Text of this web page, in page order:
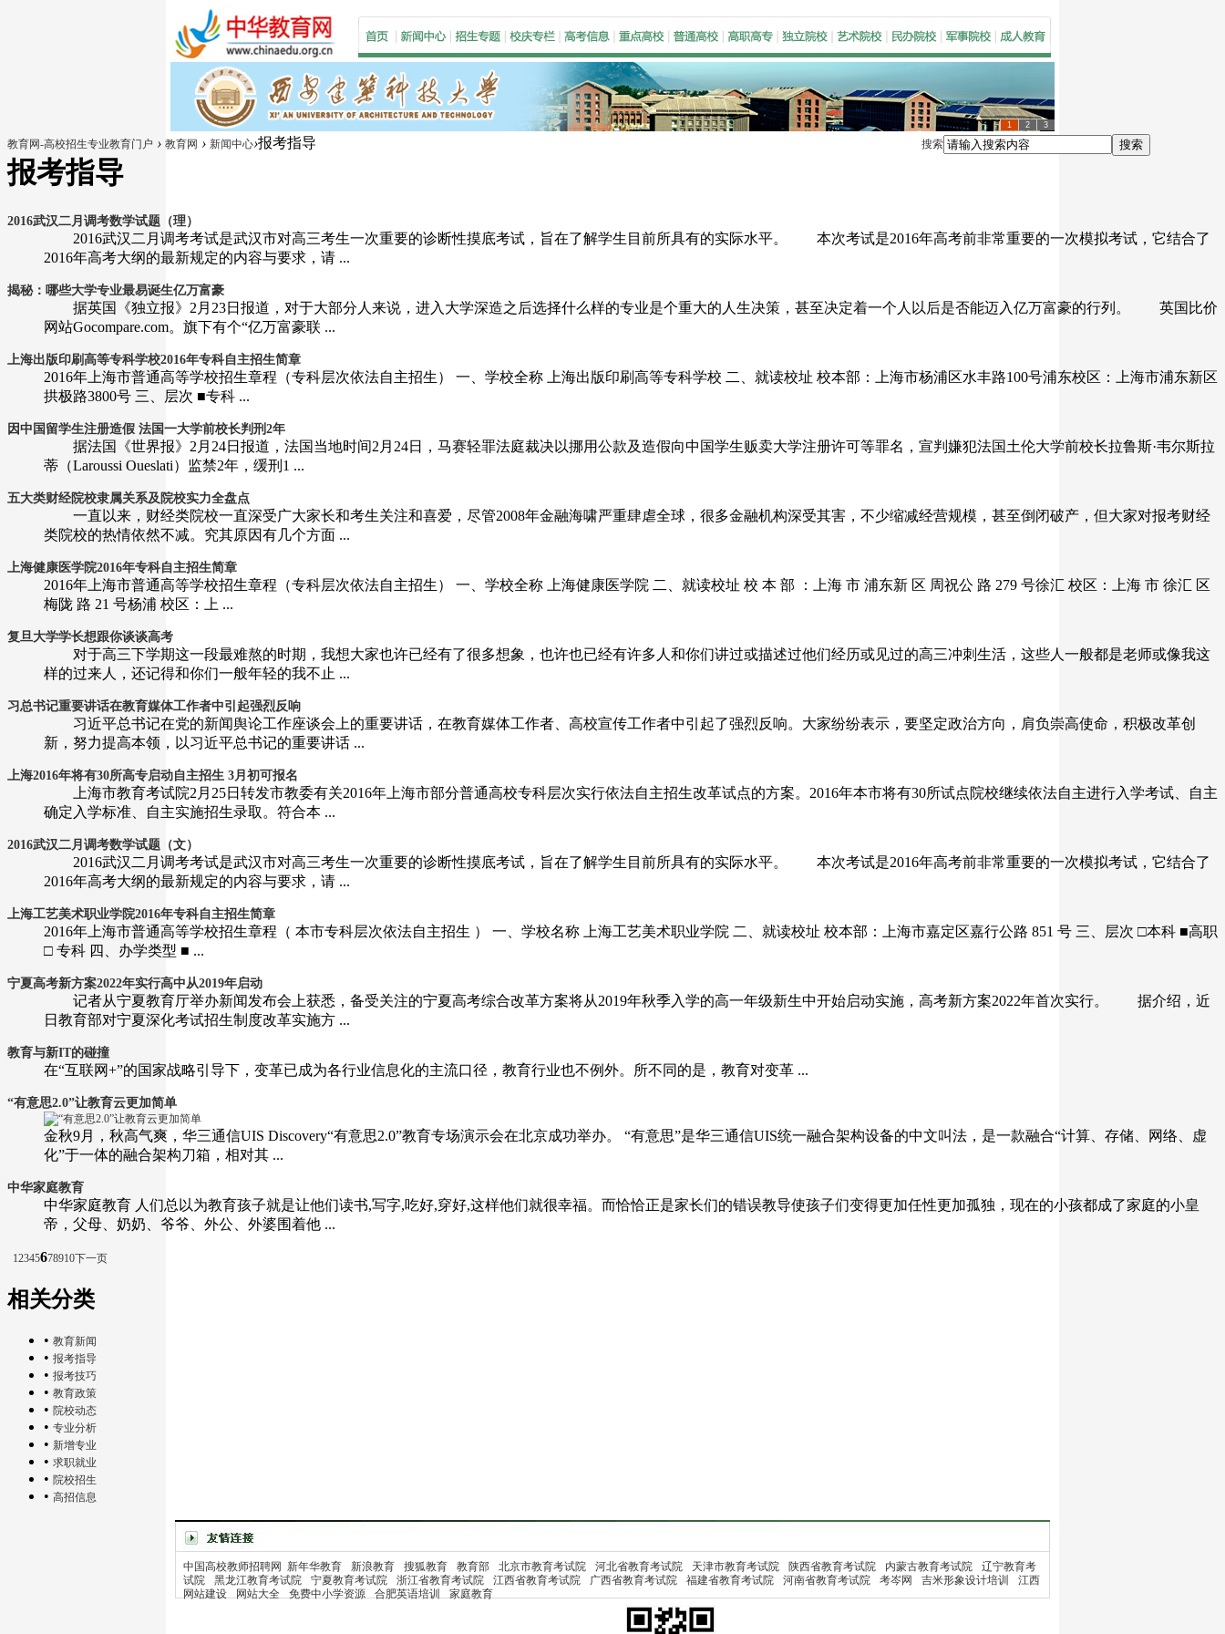
1 2 3
搜索 搜索
教育网-高校招生专业教育门户 › 教育网 › 新闻中心›报考指导
报考指导
2016武汉二月调考数学试题（理）
2016武汉二月调考考试是武汉市对高三考生一次重要的诊断性摸底考试，旨在了解学生目前所具有的实际水平。 本次考试是2016年高考前非常重要的一次模拟考试，它结合了
2016年高考大纲的最新规定的内容与要求，请 ...
揭秘：哪些大学专业最易诞生亿万富豪
据英国《独立报》2月23日报道，对于大部分人来说，进入大学深造之后选择什么样的专业是个重大的人生决策，甚至决定着一个人以后是否能迈入亿万富豪的行列。 英国比价
网站Gocompare.com。旗下有个“亿万富豪联 ...
上海出版印刷高等专科学校2016年专科自主招生简章
2016年上海市普通高等学校招生章程（专科层次依法自主招生） 一、学校全称 上海出版印刷高等专科学校 二、就读校址 校本部：上海市杨浦区水丰路100号浦东校区：上海市浦东新区
拱极路3800号 三、层次 ■专科 ...
因中国留学生注册造假 法国一大学前校长判刑2年
据法国《世界报》2月24日报道，法国当地时间2月24日，马赛轻罪法庭裁决以挪用公款及造假向中国学生贩卖大学注册许可等罪名，宣判嫌犯法国土伦大学前校长拉鲁斯·韦尔斯拉
蒂（Laroussi Oueslati）监禁2年，缓刑1 ...
五大类财经院校隶属关系及院校实力全盘点
一直以来，财经类院校一直深受广大家长和考生关注和喜爱，尽管2008年金融海啸严重肆虐全球，很多金融机构深受其害，不少缩减经营规模，甚至倒闭破产，但大家对报考财经
类院校的热情依然不减。究其原因有几个方面 ...
上海健康医学院2016年专科自主招生简章
2016年上海市普通高等学校招生章程（专科层次依法自主招生） 一、学校全称 上海健康医学院 二、就读校址 校 本 部 ：上海 市 浦东新 区 周祝公 路 279 号徐汇 校区：上海 市 徐汇 区
梅陇 路 21 号杨浦 校区：上 ...
复旦大学学长想跟你谈谈高考
对于高三下学期这一段最难熬的时期，我想大家也许已经有了很多想象，也许也已经有许多人和你们讲过或描述过他们经历或见过的高三冲刺生活，这些人一般都是老师或像我这
样的过来人，还记得和你们一般年轻的我不止 ...
习总书记重要讲话在教育媒体工作者中引起强烈反响
习近平总书记在党的新闻舆论工作座谈会上的重要讲话，在教育媒体工作者、高校宣传工作者中引起了强烈反响。大家纷纷表示，要坚定政治方向，肩负崇高使命，积极改革创
新，努力提高本领，以习近平总书记的重要讲话 ...
上海2016年将有30所高专启动自主招生 3月初可报名
上海市教育考试院2月25日转发市教委有关2016年上海市部分普通高校专科层次实行依法自主招生改革试点的方案。2016年本市将有30所试点院校继续依法自主进行入学考试、自主
确定入学标准、自主实施招生录取。符合本 ...
2016武汉二月调考数学试题（文）
2016武汉二月调考考试是武汉市对高三考生一次重要的诊断性摸底考试，旨在了解学生目前所具有的实际水平。 本次考试是2016年高考前非常重要的一次模拟考试，它结合了
2016年高考大纲的最新规定的内容与要求，请 ...
上海工艺美术职业学院2016年专科自主招生简章
2016年上海市普通高等学校招生章程（ 本市专科层次依法自主招生 ） 一、学校名称 上海工艺美术职业学院 二、就读校址 校本部：上海市嘉定区嘉行公路 851 号 三、层次 □本科 ■高职
□ 专科 四、办学类型 ■ ...
宁夏高考新方案2022年实行高中从2019年启动
记者从宁夏教育厅举办新闻发布会上获悉，备受关注的宁夏高考综合改革方案将从2019年秋季入学的高一年级新生中开始启动实施，高考新方案2022年首次实行。 据介绍，近
日教育部对宁夏深化考试招生制度改革实施方 ...
教育与新IT的碰撞
在“互联网+”的国家战略引导下，变革已成为各行业信息化的主流口径，教育行业也不例外。所不同的是，教育对变革 ...
“有意思2.0”让教育云更加简单
金秋9月，秋高气爽，华三通信UIS Discovery“有意思2.0”教育专场演示会在北京成功举办。 “有意思”是华三通信UIS统一融合架构设备的中文叫法，是一款融合“计算、存储、网络、虚
化”于一体的融合架构刀箱，相对其 ...
中华家庭教育
中华家庭教育 人们总以为教育孩子就是让他们读书,写字,吃好,穿好,这样他们就很幸福。而恰恰正是家长们的错误教导使孩子们变得更加任性更加孤独，现在的小孩都成了家庭的小皇
帝，父母、奶奶、爷爷、外公、外婆围着他 ...
12345678910下一页
相关分类
• 教育新闻
• 报考指导
• 报考技巧
• 教育政策
• 院校动态
• 专业分析
• 新增专业
• 求职就业
• 院校招生
• 高招信息
中国高校教师招聘网 新年华教育 新浪教育 搜狐教育 教育部 北京市教育考试院 河北省教育考试院 天津市教育考试院 陕西省教育考试院 内蒙古教育考试院
辽宁教育考
试院
黑龙江教育考试院 宁夏教育考试院 浙江省教育考试院 江西省教育考试院 广西省教育考试院 福建省教育考试院 河南省教育考试院 考岑网 吉米形象设计培训
江西
网站建设
网站大全 免费中小学资源 合肥英语培训 家庭教育